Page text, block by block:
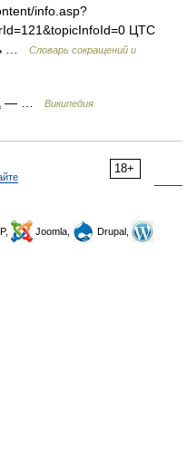
info.asp?
ЦТС
…
Словарь сокращений и
— … Википедия
18+
Joomla,
Drupal,